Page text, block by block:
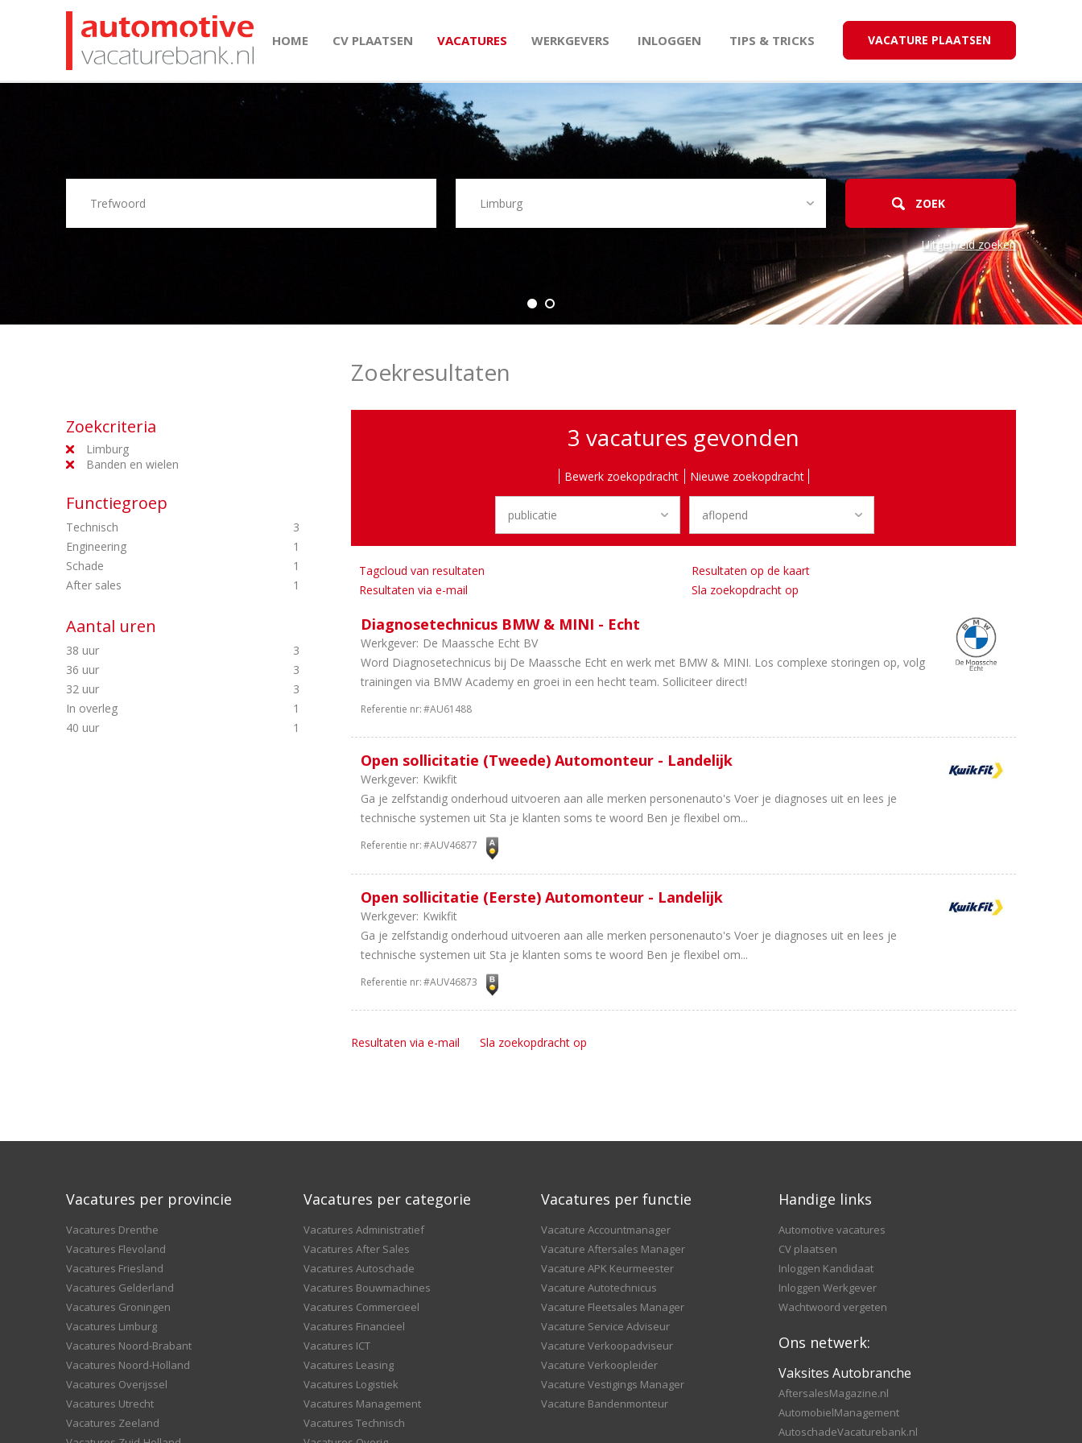
HOME CV PLAATSEN VACATURES WERKGEVERS INLOGGEN TIPS & TRICKS VACATURE PLAATSEN
Uitgebreid zoeken
Zoekcriteria
Limburg
Banden en wielen
Functiegroep
Technisch
3
Engineering
1
Schade
1
After sales
1
Aantal uren
38 uur
3
36 uur
3
32 uur
3
In overleg
1
40 uur
1
Zoekresultaten
3 vacatures gevonden
Bewerk zoekopdracht Nieuwe zoekopdracht
Tagcloud van resultaten
Resultaten op de kaart
Resultaten via e-mail
Sla zoekopdracht op
Diagnosetechnicus BMW & MINI - Echt
Werkgever: De Maassche Echt BV
Word Diagnosetechnicus bij De Maassche Echt en werk met BMW & MINI. Los complexe storingen op, volg
trainingen via BMW Academy en groei in een hecht team. Solliciteer direct!
Referentie nr:#AU61488
Open sollicitatie (Tweede) Automonteur - Landelijk
Werkgever: Kwikfit
Ga je zelfstandig onderhoud uitvoeren aan alle merken personenauto's Voer je diagnoses uit en lees je
technische systemen uit Sta je klanten soms te woord Ben je flexibel om...
Referentie nr:#AUV46877
Open sollicitatie (Eerste) Automonteur - Landelijk
Werkgever: Kwikfit
Ga je zelfstandig onderhoud uitvoeren aan alle merken personenauto's Voer je diagnoses uit en lees je
technische systemen uit Sta je klanten soms te woord Ben je flexibel om...
Referentie nr:#AUV46873
Resultaten via e-mail Sla zoekopdracht op
Vacatures per provincie
Vacatures Drenthe
Vacatures Flevoland
Vacatures Friesland
Vacatures Gelderland
Vacatures Groningen
Vacatures Limburg
Vacatures Noord-Brabant
Vacatures Noord-Holland
Vacatures Overijssel
Vacatures Utrecht
Vacatures Zeeland
Vacatures per categorie
Vacatures Administratief
Vacatures After Sales
Vacatures Autoschade
Vacatures Bouwmachines
Vacatures Commercieel
Vacatures Financieel
Vacatures ICT
Vacatures Leasing
Vacatures Logistiek
Vacatures Management
Vacatures Technisch
Vacatures per functie
Vacature Accountmanager
Vacature Aftersales Manager
Vacature APK Keurmeester
Vacature Autotechnicus
Vacature Fleetsales Manager
Vacature Service Adviseur
Vacature Verkoopadviseur
Vacature Verkoopleider
Vacature Vestigings Manager
Vacature Bandenmonteur
Handige links
Automotive vacatures
CV plaatsen
Inloggen Kandidaat
Inloggen Werkgever
Wachtwoord vergeten
Ons netwerk:
Vaksites Autobranche
AftersalesMagazine.nl
AutomobielManagement
AutoschadeVacaturebank.nl